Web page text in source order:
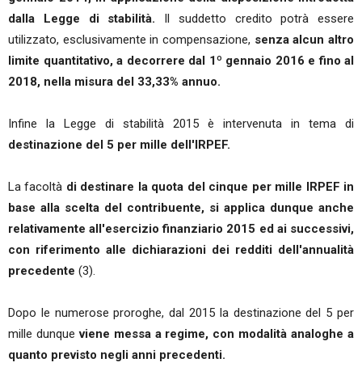
dalla Legge di stabilità. Il suddetto credito potrà essere
utilizzato, esclusivamente in compensazione, senza alcun altro
limite quantitativo, a decorrere dal 1º gennaio 2016 e fino al
2018, nella misura del 33,33% annuo.
Infine la Legge di stabilità 2015 è intervenuta in tema di
destinazione del 5 per mille dell'IRPEF.
La facoltà di destinare la quota del cinque per mille IRPEF in
base alla scelta del contribuente, si applica dunque anche
relativamente all'esercizio finanziario 2015 ed ai successivi,
con riferimento alle dichiarazioni dei redditi dell'annualità
precedente (3).
Dopo le numerose proroghe, dal 2015 la destinazione del 5 per
mille dunqueviene messa a regime, con modalità analoghe a
quanto previsto negli anni precedenti.